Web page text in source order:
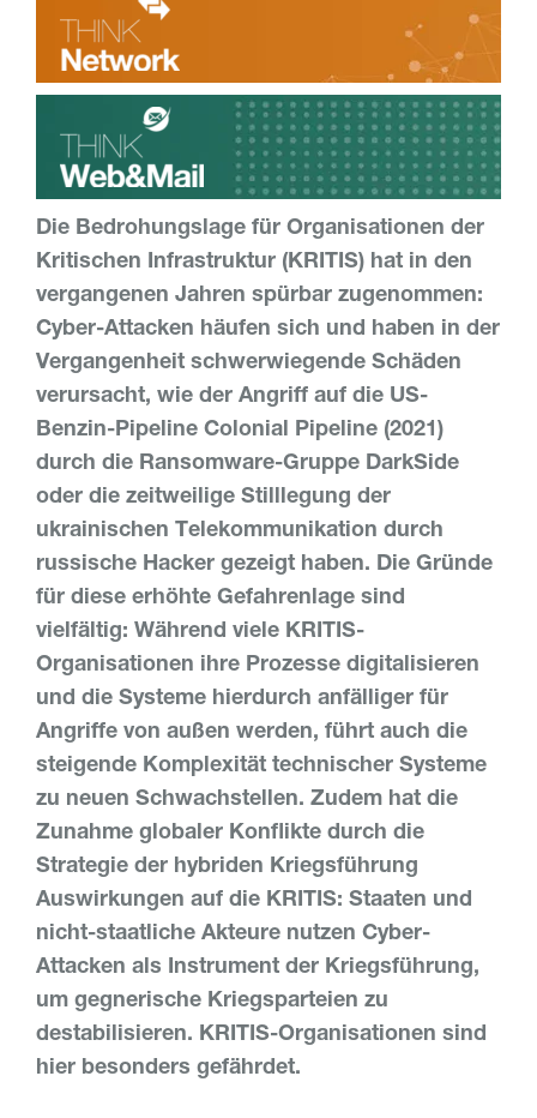
Die Bedrohungslage für Organisationen der
Kritischen Infrastruktur (KRITIS) hat in den
vergangenen Jahren spürbar zugenommen:
Cyber-Attacken häufen sich und haben in der
Vergangenheit schwerwiegende Schäden
verursacht, wie der Angriff auf die US-
Benzin-Pipeline Colonial Pipeline (2021)
durch die Ransomware-Gruppe DarkSide
oder die zeitweilige Stilllegung der
ukrainischen Telekommunikation durch
russische Hacker gezeigt haben. Die Gründe
für diese erhöhte Gefahrenlage sind
vielfältig: Während viele KRITIS-
Organisationen ihre Prozesse digitalisieren
und die Systeme hierdurch anfälliger für
Angriffe von außen werden, führt auch die
steigende Komplexität technischer Systeme
zu neuen Schwachstellen. Zudem hat die
Zunahme globaler Konflikte durch die
Strategie der hybriden Kriegsführung
Auswirkungen auf die KRITIS: Staaten und
nicht-staatliche Akteure nutzen Cyber-
Attacken als Instrument der Kriegsführung,
um gegnerische Kriegsparteien zu
destabilisieren. KRITIS-Organisationen sind
hier besonders gefährdet.